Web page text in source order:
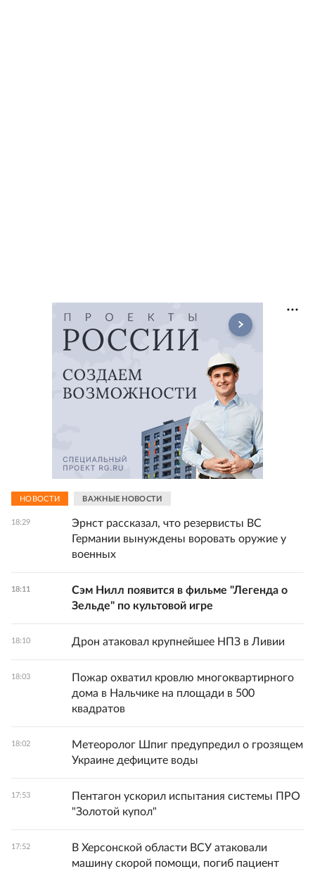
НОВОСТИ ВАЖНЫЕ НОВОСТИ
18:29
Эрнст рассказал, что резервисты ВС
Германии вынуждены воровать оружие у
военных
18:11
Сэм Нилл появится в фильме "Легенда о
Зельде" по культовой игре
18:10 Дрон атаковал крупнейшее НПЗ в Ливии
18:03
Пожар охватил кровлю многоквартирного
дома в Нальчике на площади в 500
квадратов
18:02
Метеоролог Шпиг предупредил о грозящем
Украине дефиците воды
17:53
Пентагон ускорил испытания системы ПРО
"Золотой купол"
17:52
В Херсонской области ВСУ атаковали
машину скорой помощи, погиб пациент